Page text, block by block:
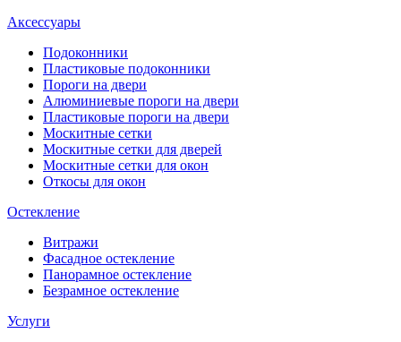
Аксессуары
Подоконники
Пластиковые подоконники
Пороги на двери
Алюминиевые пороги на двери
Пластиковые пороги на двери
Москитные сетки
Москитные сетки для дверей
Москитные сетки для окон
Откосы для окон
Остекление
Витражи
Фасадное остекление
Панорамное остекление
Безрамное остекление
Услуги